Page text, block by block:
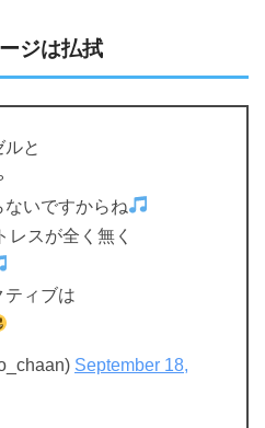
ジは払拭
と
いですからね
レスが全く無く
ティブは
September 18,